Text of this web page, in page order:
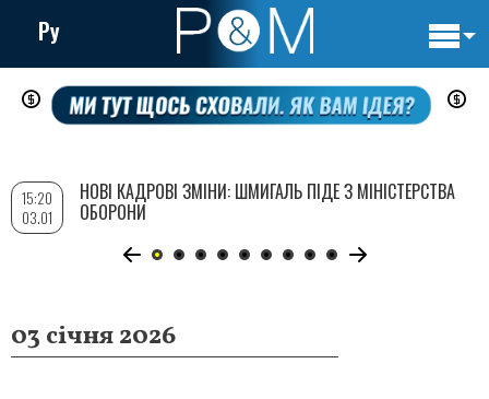
Перейти
до
вмісту
Ру
03 січня 2026
15:20
03.01
НОВІ КАДРОВІ ЗМІНИ: ШМИГАЛЬ ПІДЕ З МІНІСТЕРСТВА
ОБОРОНИ